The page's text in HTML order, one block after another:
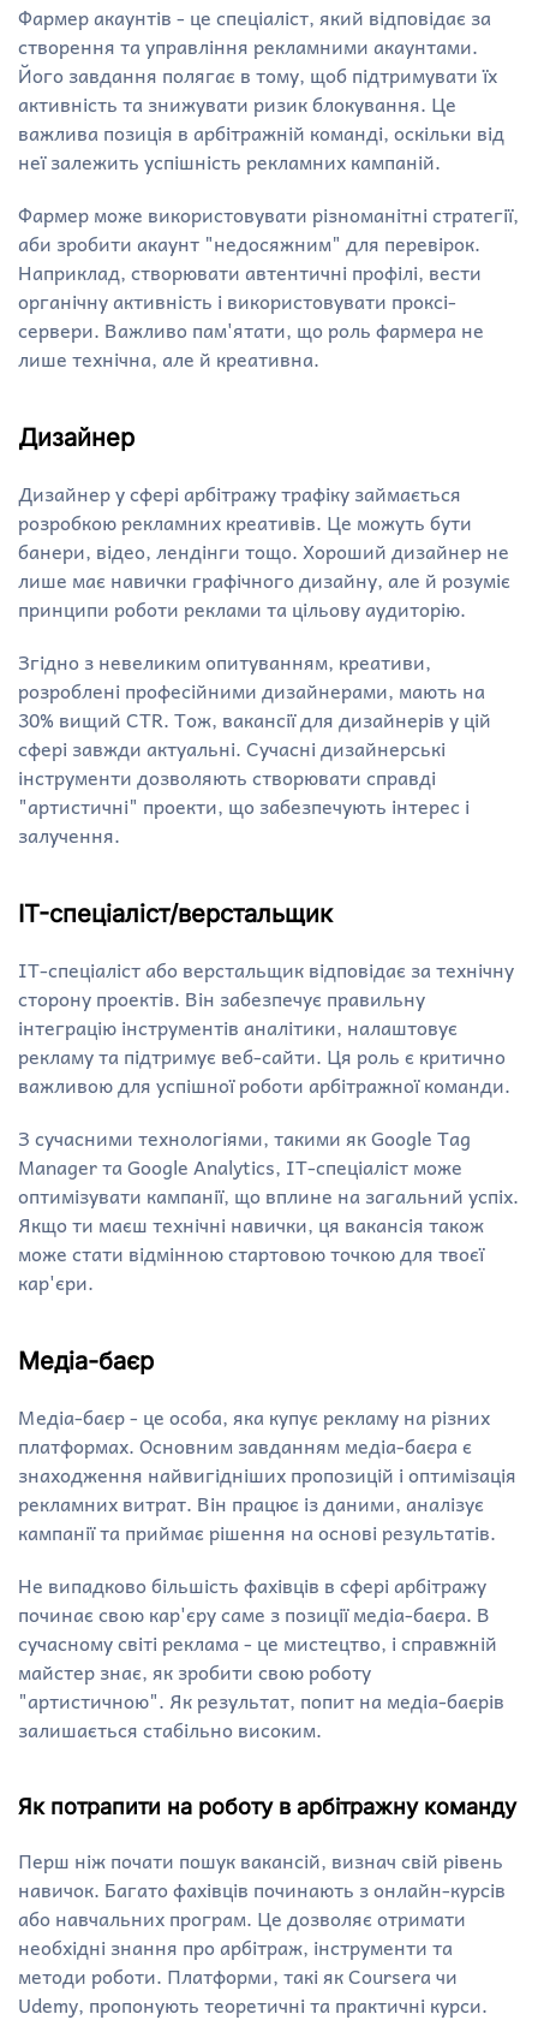
Фармер акаунтів - це спеціаліст, який відповідає за
створення та управління рекламними акаунтами.
Його завдання полягає в тому, щоб підтримувати їх
активність та знижувати ризик блокування. Це
важлива позиція в арбітражній команді, оскільки від
неї залежить успішність рекламних кампаній.
Фармер може використовувати різноманітні стратегії,
аби зробити акаунт "недосяжним" для перевірок.
Наприклад, створювати автентичні профілі, вести
органічну активність і використовувати проксі-
сервери. Важливо пам'ятати, що роль фармера не
лише технічна, але й креативна.
Дизайнер
Дизайнер у сфері арбітражу трафіку займається
розробкою рекламних креативів. Це можуть бути
банери, відео, лендінги тощо. Хороший дизайнер не
лише має навички графічного дизайну, але й розуміє
принципи роботи реклами та цільову аудиторію.
Згідно з невеликим опитуванням, креативи,
розроблені професійними дизайнерами, мають на
30% вищий CTR. Тож, вакансії для дизайнерів у цій
сфері завжди актуальні. Сучасні дизайнерські
інструменти дозволяють створювати справді
"артистичні" проекти, що забезпечують інтерес і
залучення.
IT-спеціаліст/верстальщик
IT-спеціаліст або верстальщик відповідає за технічну
сторону проектів. Він забезпечує правильну
інтеграцію інструментів аналітики, налаштовує
рекламу та підтримує веб-сайти. Ця роль є критично
важливою для успішної роботи арбітражної команди.
З сучасними технологіями, такими як Google Tag
Manager та Google Analytics, IT-спеціаліст може
оптимізувати кампанії, що вплине на загальний успіх.
Якщо ти маєш технічні навички, ця вакансія також
може стати відмінною стартовою точкою для твоєї
кар'єри.
Медіа-баєр
Медіа-баєр - це особа, яка купує рекламу на різних
платформах. Основним завданням медіа-баєра є
знаходження найвигідніших пропозицій і оптимізація
рекламних витрат. Він працює із даними, аналізує
кампанії та приймає рішення на основі результатів.
Не випадково більшість фахівців в сфері арбітражу
починає свою кар'єру саме з позиції медіа-баєра. В
сучасному світі реклама - це мистецтво, і справжній
майстер знає, як зробити свою роботу
"артистичною". Як результат, попит на медіа-баєрів
залишається стабільно високим.
Як потрапити на роботу в арбітражну команду
Перш ніж почати пошук вакансій, визнач свій рівень
навичок. Багато фахівців починають з онлайн-курсів
або навчальних програм. Це дозволяє отримати
необхідні знання про арбітраж, інструменти та
методи роботи. Платформи, такі як Coursera чи
Udemy, пропонують теоретичні та практичні курси.